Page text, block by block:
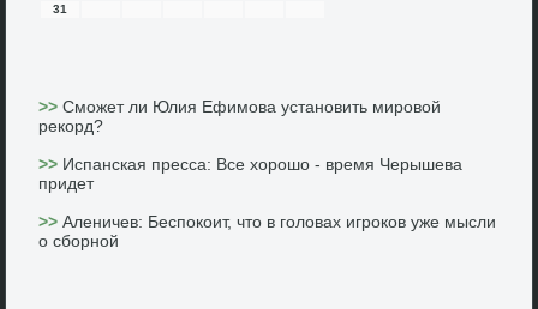
31
>>Сможет ли Юлия Ефимова установить мировой
рекорд?
>> Испанская пресса: Все хорошо - время Черышева
придет
>>Аленичев: Беспокоит, что в головах игроков уже мысли
о сборной